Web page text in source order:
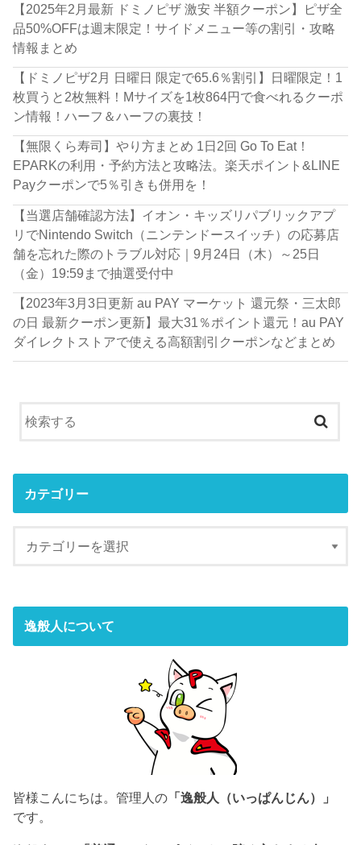
【2025年2月最新 ドミノピザ 激安 半額クーポン】ピザ全
品50%OFFは週末限定！サイドメニュー等の割引・攻略
情報まとめ
【ドミノピザ2月 日曜日 限定で65.6％割引】日曜限定！1
枚買うと2枚無料！Mサイズを1枚864円で食べれるクーポ
ン情報！ハーフ＆ハーフの裏技！
【無限くら寿司】やり方まとめ 1日2回 Go To Eat！
EPARKの利用・予約方法と攻略法。楽天ポイント&LINE
Payクーポンで5％引きも併用を！
【当選店舗確認方法】イオン・キッズリパブリックアプ
リでNintendo Switch（ニンテンドースイッチ）の応募店
舗を忘れた際のトラブル対応｜9月24日（木）～25日
（金）19:59まで抽選受付中
【2023年3月3日更新 au PAY マーケット 還元祭・三太郎
の日 最新クーポン更新】最大31％ポイント還元！au PAY
ダイレクトストアで使える高額割引クーポンなどまとめ
カテゴリー
逸般人について
皆様こんにちは。管理人の 「逸般人（いっぱんじん）」
です。